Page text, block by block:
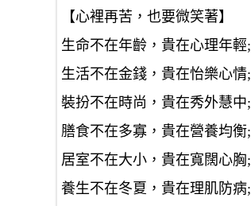
【心裡再苦，也要微笑著】
生命不在年齡，貴在心理年輕;
生活不在金錢，貴在怡樂心情;
裝扮不在時尚，貴在秀外慧中;
膳食不在多寡，貴在營養均衡;
居室不在大小，貴在寬闊心胸;
養生不在冬夏，貴在理肌防病;